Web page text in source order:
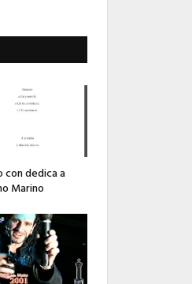
con dedica a
Marino